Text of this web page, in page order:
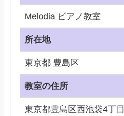
Melodia ピアノ教室
所在地
東京都 豊島区
教室の住所
東京都豊島区西池袋4丁目